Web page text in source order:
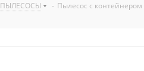
ПЫЛЕСОСЫ - Пылесос с контейнером